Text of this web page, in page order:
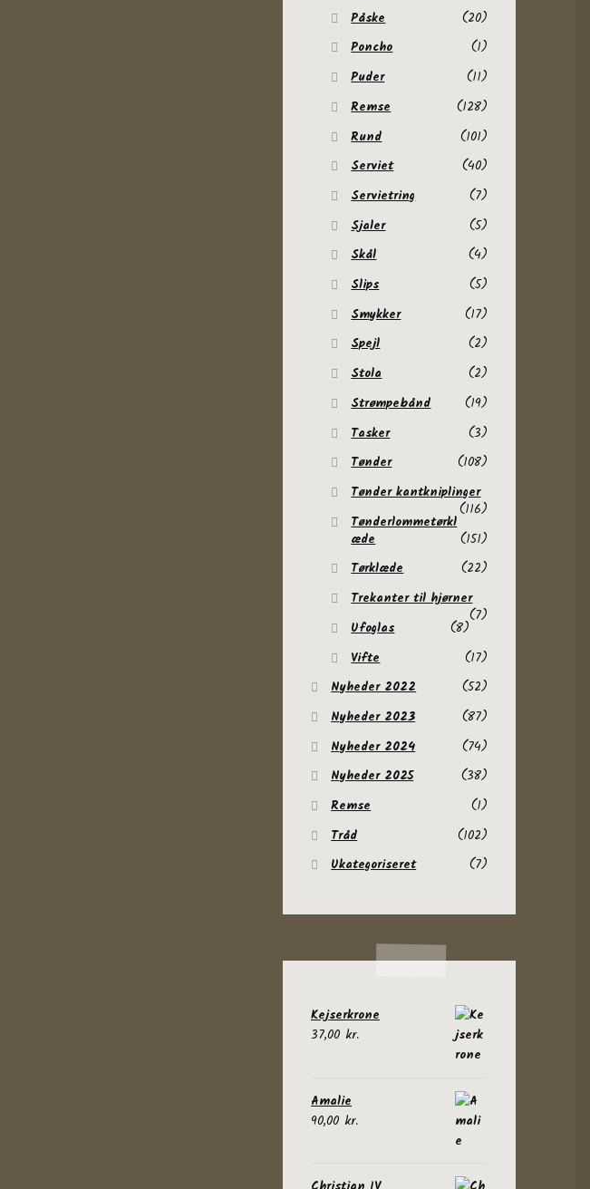
Påske
(20)
Poncho
(1)
Puder
(11)
Remse
(128)
Rund
(101)
Serviet
(40)
Servietring
(7)
Sjaler
(5)
Skål
(4)
Slips
(5)
Smykker
(17)
Spejl
(2)
Stola
(2)
Strømpebånd
(19)
Tasker
(3)
Tønder
(108)
Tønder kantkniplinger
(116)
Tønderlommetørkl
æde
(151)
Tørklæde
(22)
Trekanter til hjørner
(7)
Ufoglas
(8)
Vifte
(17)
Nyheder 2022
(52)
Nyheder 2023
(87)
Nyheder 2024
(74)
Nyheder 2025
(38)
Remse
(1)
Tråd
(102)
Ukategoriseret
(7)
Kejserkrone
37,00 kr.
Amalie
90,00 kr.